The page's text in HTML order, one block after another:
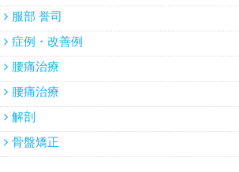
服部 誉司
症例・改善例
腰痛治療
腰痛治療
解剖
骨盤矯正